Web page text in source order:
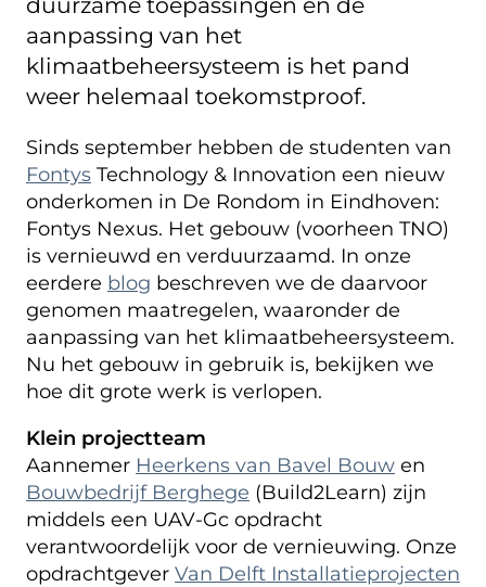
aanpassing van het
klimaatbeheersysteem is het pand
weer helemaal toekomstproof.
Sinds september hebben de studenten van
Fontys Technology & Innovation een nieuw
onderkomen in De Rondom in Eindhoven:
Fontys Nexus. Het gebouw (voorheen TNO)
is vernieuwd en verduurzaamd. In onze
eerdere blog beschreven we de daarvoor
genomen maatregelen, waaronder de
aanpassing van het klimaatbeheersysteem.
Nu het gebouw in gebruik is, bekijken we
hoe dit grote werk is verlopen.
Klein projectteam
Aannemer Heerkens van Bavel Bouw en
Bouwbedrijf Berghege (Build2Learn) zijn
middels een UAV-Gc opdracht
verantwoordelijk voor de vernieuwing. Onze
opdrachtgever Van Delft Installatieprojecten